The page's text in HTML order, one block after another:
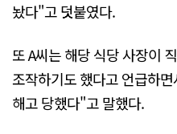
놨다"고 덧붙였다.
또 A씨는 해당 식당 사장이
조작하기도 했다고 언급하
해고 당했다"고 말했다.